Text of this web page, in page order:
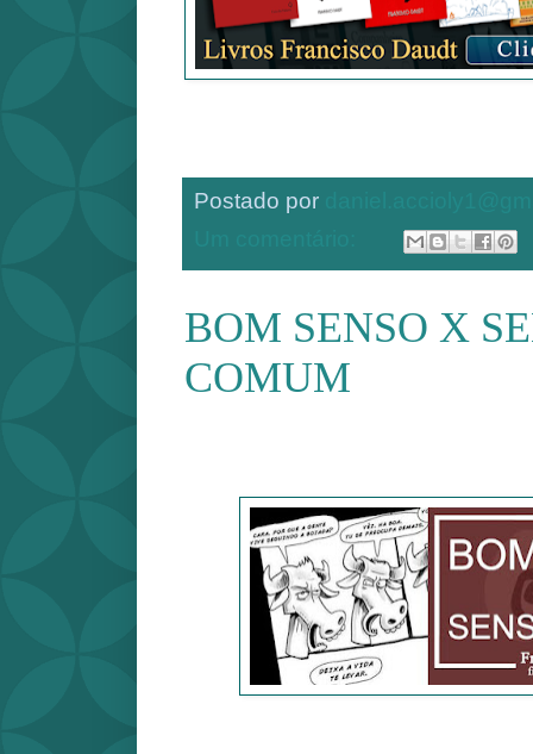
Postado por
BOM SENSO X
COMUM